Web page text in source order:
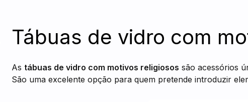
Tábuas de vidro com
As tábuas de vidro com motivos religiosos são acessórios
São uma excelente opção para quem pretende introduzir